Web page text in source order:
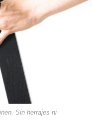
Sin herrajes ni